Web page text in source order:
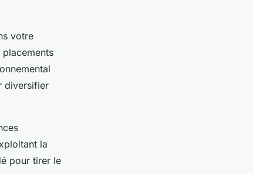
votre
diversifier
la
pour tirer le